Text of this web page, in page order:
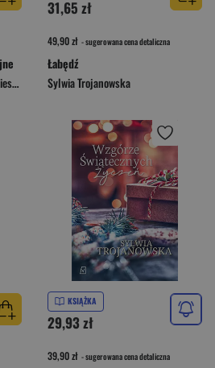
Woś
31,65 zł
49,90 zł - sugerowana cena detaliczna
Łabędź
Sylwia Trojanowska
KSIĄŻKA
29,93 zł
39,90 zł - sugerowana cena detaliczna